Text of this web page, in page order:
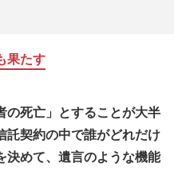
果たす
の死亡」とすることが大半
託契約の中で誰がどれだけ
決めて、遺言のような機能